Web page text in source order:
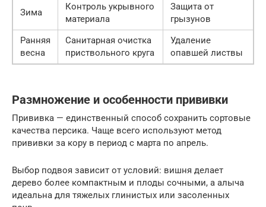
Зима
Контроль укрывного
материала
Защита от
грызунов
Ранняя
весна
Санитарная очистка
приствольного круга
Удаление
опавшей листвы
Размножение и особенности прививки
Прививка — единственный способ сохранить сортовые
качества персика. Чаще всего используют метод
прививки за кору в период с марта по апрель.
Выбор подвоя зависит от условий: вишня делает
дерево более компактным и плоды сочными, а алыча
идеальна для тяжелых глинистых или засоленных